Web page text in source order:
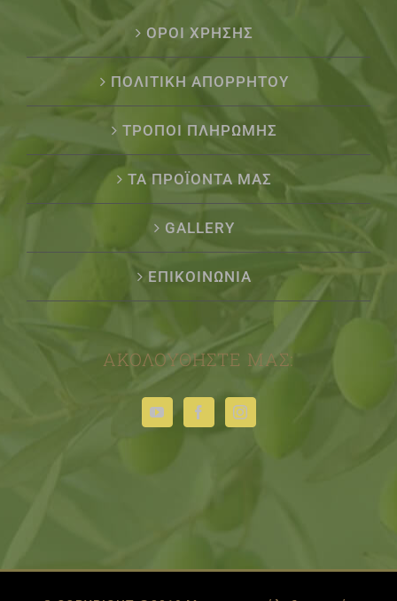
ΟΡΟΙ ΧΡΗΣΗΣ
ΠΟΛΙΤΙΚΗ ΑΠΟΡΡΗΤΟΥ
ΤΡΟΠΟΙ ΠΛΗΡΩΜΗΣ
ΤΑ ΠΡΟΪΟΝΤΑ ΜΑΣ
GALLERY
ΕΠΙΚΟΙΝΩΝΙΑ
ΑΚΟΛΟΥΘΉΣΤΕ ΜΑΣ: